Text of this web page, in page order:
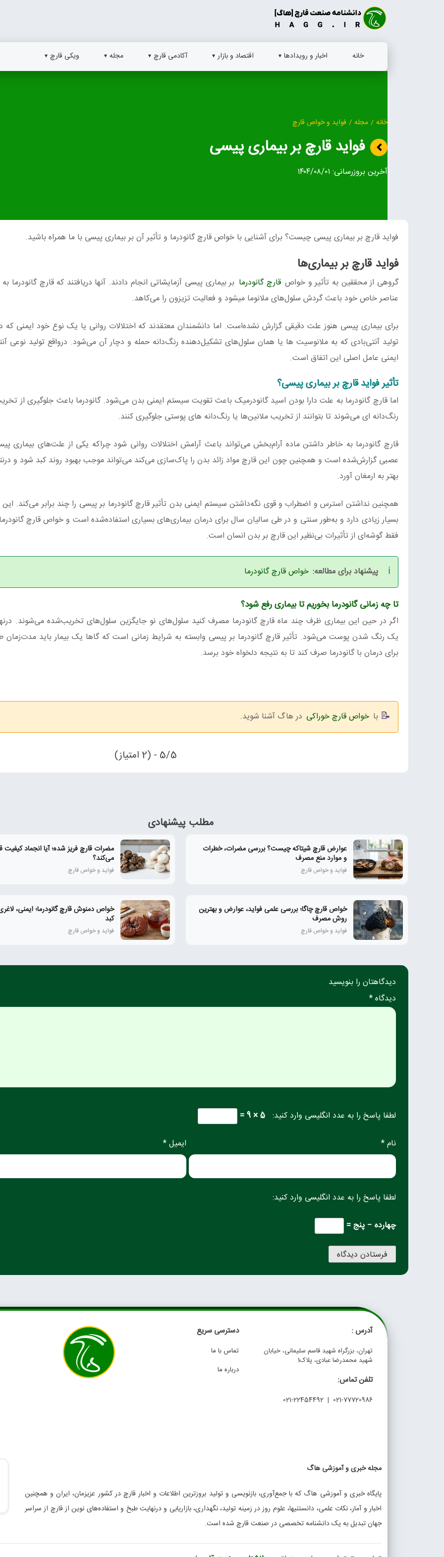
خانه اخبار و رویدادها اقتصاد و بازار آکادمی قارچ مجله ویکی قارچ
خانه / مجله / فواید و خواص قارچ
فواید قارچ بر بیماری پیسی
آخرین بروزرسانی: ۱۴۰۴/۰۸/۰۱
فواید قارچ بر بیماری پیسی چیست؟ برای آشنایی با خواص قارچ گانودرما وتأثیرآن بر بیماری پیسی با ما همراه باشید.
فواید قارچ بر بیماری‌ها
گروهی از محققین به تأثیر و خواص قارچ گانودرما بر بیماری پیسی آزمایشاتی انجام دادند. آنها دریافتند که قارچ گانودرما
عناصر خاص خود باعث گردش سلول‌های ملانوما میشود و فعالیت تزیزون را می‌کاهد.
برای بیماری پیسی هنوز علت دقیقی گزارش نشده‌است. اما دانشمندان معتقدند که اختلالات روانی یا یک نوع خود ایمنی که
تولید آنتی‌بادی که به ملانوسیت ها یا همان سلول‌های تشکیل‌دهنده رنگ‌دانه حمله و دچار آن می‌شود. درواقع تولید نوعی
ایمنی عامل اصلی این اتفاق است.
تأثیرفواید قارچ بر بیماری پیسی؟
اما قارچ گانودرما به علت دارا بودن اسید گانودرمیک باعث تقویت سیستم ایمنی بدن می‌شود. گانودرما باعث جلوگیری از
رنگ‌دانه ای می‌شوند تا بتوانند از تخریب ملانین‌ها یا رنگ‌دانه های پوستی جلوگیری کنند.
قارچ گانودرما به خاطر داشتن ماده آرام‌بخش می‌تواند باعث آرامش اختلالات روانی شود چراکه یکی از علت‌های بیماری
عصبی گزارش‌شده است و همچنین چون این قارچ مواد زائد بدن را پاک‌سازی می‌کند می‌تواند موجب بهبود روند کبد شود و
بهتر به ارمغان آورد.
همچنین نداشتن استرس و اضطراب و قوی نگه‌داشتن سیستم ایمنی بدن تأثیر قارچ گانودرما بر پیسی را چند برابر می‌کند.
بسیار زیادی دارد و به‌طور سنتی و در طی سالیان سال برای درمان بیماری‌های بسیاری استفاده‌شده است و خواص قارچ
فقط گوشه‌ای از تأثیرات بی‌نظیر این قارچ بر بدن انسان است.
پیشنهاد برای مطالعه: خواص قارچ گانودرما
تا چه زمانی گانودرما بخوریم تا بیماری رفع شود؟
اگر در حین این بیماری ظرف چند ماه قارچ گانودرما مصرف کنید سلول‌های نو جایگزین سلول‌های تخریب‌شده می‌شوند.
یک رنگ شدن پوست می‌شود. تأثیر قارچ گانودرما بر پیسی وابسته به شرایط زمانی است که گاها یک بیمار باید مدت‌زمان
برای درمان با گانودرما صرف کند تا به نتیجه دلخواه خود برسد.
با خواص قارچ خوراکی در هاگ آشنا شوید.
5/5 - (2 امتیاز)
مطلب پیشنهادی
عوارض قارچ شیتاکه چیست؟ بررسی مضرات، خطرات
و موارد منع مصرف
فواید و خواص قارچ
مضرات قارچ فریز شده؛ آیا انجماد کیفیت
می‌کند؟
فواید و خواص قارچ
خواص قارچ چاگا؛ بررسی علمی فواید، عوارض و بهترین
روش مصرف
فواید و خواص قارچ
خواص دمنوش قارچ گانودرما؛ ایمنی،
کبد
فواید و خواص قارچ
دیدگاهتان را بنویسید
دیدگاه *
لطفا پاسخ را به عدد انگلیسی وارد کنید: 5 × 9 =
نام * ایمیل *
لطفا پاسخ را به عدد انگلیسی وارد کنید:
چهارده − پنج =
آدرس :
تهران، بزرگراه شهید قاسم سلیمانی، خیابان
شهید محمدرضا عبادی، پلاک1
تلفن تماس:
021-77720986 | 021-22454492
دسترسی سریع
تماس با ما
درباره ما
مجله خبری و آموزشی هاگ
پایگاه خبری و آموزشی هاگ که با جمع‌آوری، بازنویسی و تولید بروزترین اطلاعات و اخبار قارچ در کشور عزیزمان، ایران و همچنین
اخبار و آمار، نکات علمی، دانستنیها، علوم روز در زمینه تولید، نگهداری، بازاریابی و درنهایت طبخ و استفاده‌های نوین از قارچ از سراسر
جهان تبدیل به یک دانشنامه تخصصی در صنعت قارچ شده است.